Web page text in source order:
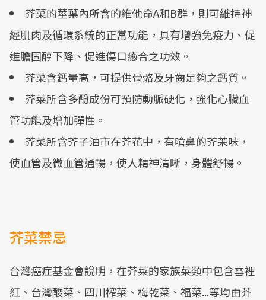
芥菜的莖葉內所含的維他命A和B群，則可維持神
經肌肉及循環系統的正常功能，具有增強免疫力、促
進膽固醇下降、促進傷口癒合之功效。
芥菜含鈣量高，可提供骨骼及牙齒足夠之鈣質。
芥菜所含多酚成份可預防動脈硬化，強化心臟血
管功能及增加彈性。
芥菜所含芥子油市在芥花中，有嗆鼻的芥茉味，
使血管及微血管通暢，使人精神清晰，身體舒暢。
芥菜禁忌
台灣癌症基金會說明，在芥菜的家族菜類中包含雪裡
紅、台灣酸菜、四川榨菜、梅乾菜、福菜...等均由芥